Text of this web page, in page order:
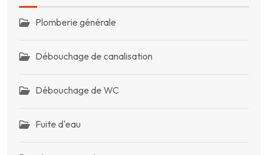
Plomberie générale
Débouchage de canalisation
Débouchage de WC
Fuite d'eau